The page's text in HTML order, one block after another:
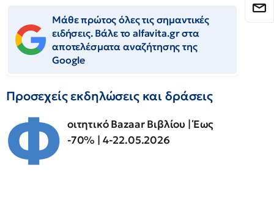
Μάθε πρώτος όλες τις σημαντικές
ειδήσεις. Βάλε το alfavita.gr στα
αποτελέσματα αναζήτησης της
Google
Προσεχείς εκδηλώσεις και δράσεις
Φ οιτητικό Bazaar Βιβλίου | Έως
-70% | 4-22.05.2026